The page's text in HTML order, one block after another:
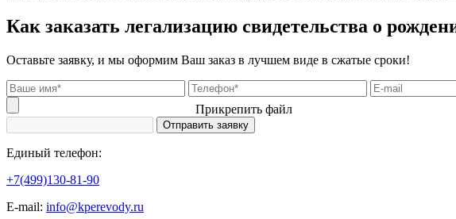
Как заказать легализацию свидетельства о
Оставьте заявку, и мы оформим Ваш заказ в лучшем виде в сжатые сроки!
Прикрепить файл
Единый телефон:
+7(499)130-81-90
Е-mail: info@kperevody.ru